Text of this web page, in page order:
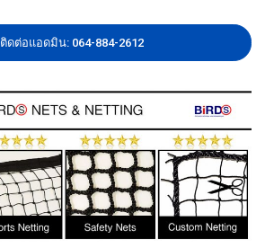
ติดต่อแอดมิน: 064-884-2612